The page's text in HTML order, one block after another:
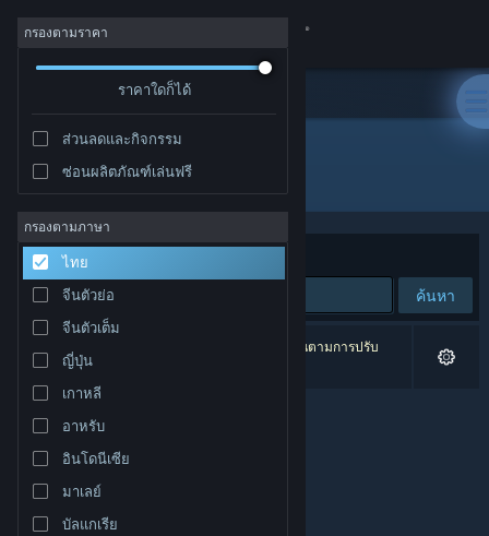
เข้าสู่ระบบ
ชุมชน
เกี่ยวกับ
ฝ่ายสนับสนุน
เปลี่ยนภาษา
รับแอป Steam แบบพกพา
ชมเว็บไซต์สำหรับเดสก์ท็อป
กรองตามราคา
ราคาใดก็ได้
ส่วนลดและกิจกรรม
ซ่อนผลิตภัณฑ์เล่นฟรี
กรองตามภาษา
ไทย
จีนตัวย่อ
จีนตัวเต็ม
ญี่ปุ่น
เกาหลี
อาหรับ
อินโดนีเซีย
มาเลย์
บัลแกเรีย
ผู้พัฒนา: minituna
จัดเรียงตาม
ค้นหา
0 ผลลัพธ์ตรงกับที่คุณค้นหา 1 ผลิตภัณฑ์ได้ถูกละเว้นตามการปรับ
แต่งของคุณ